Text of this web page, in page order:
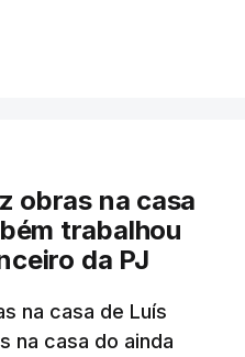
obras na casa
trabalhou
da PJ
na casa de Luís
na casa do ainda